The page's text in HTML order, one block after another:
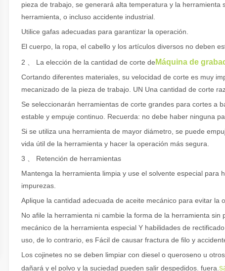
del blog, adaptada a una audiencia internacional manteniendo el
pieza de trabajo, se generará alta temperatura y la
herramienta, o incluso accidente industrial.
Utilice gafas adecuadas para garantizar la operación.
El cuerpo, la ropa, el cabello y los artículos diversos no deben
2 、 La elección de la cantidad de corte de Máquina de
Cortando diferentes materiales, su velocidad de corte es muy
mecanizado de la pieza de trabajo. UN Una cantidad de corte
Se seleccionarán herramientas de corte grandes para cortes a
estable y empuje continuo. Recuerda: no debe haber ninguna
Si se utiliza una herramienta de mayor diámetro, se puede
vida útil de la herramienta y hacer la operación más segura.
3 、 Retención de herramientas
Mantenga la herramienta limpia y use el solvente especial
impurezas.
Aplique la cantidad adecuada de aceite mecánico para evitar la
No afile la herramienta ni cambie la forma de la herramienta
mecánico de la herramienta especial Y habilidades de
uso, de lo contrario, es Fácil de causar fractura de filo y
Los cojinetes no se deben limpiar con diesel o queroseno u
dañará y el polvo y la suciedad pueden salir despedidos. fuera.